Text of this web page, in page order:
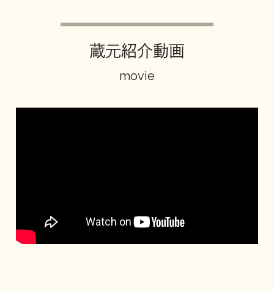
地酒小説
蔵元紹介動画
movie